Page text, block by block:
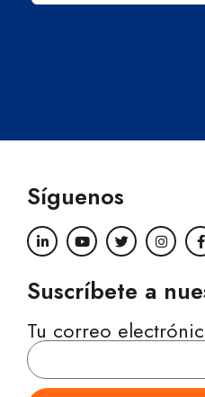
Síguenos
Suscríbete a
Tu correo